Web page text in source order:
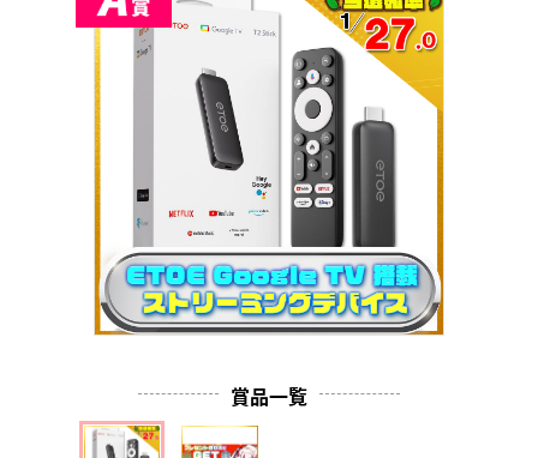
賞品一覧